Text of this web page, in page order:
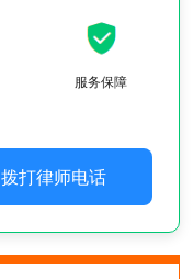
服务保障
拨打律师电话